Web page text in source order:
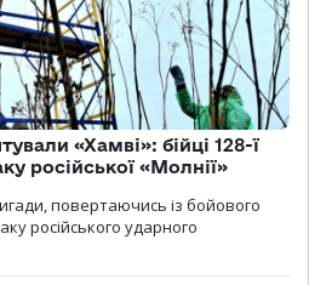
«Хамві»: бійці 128-ї
російської «Молнії»
повертаючись із бойового
російського ударного